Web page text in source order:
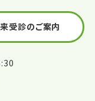
受診のご案内